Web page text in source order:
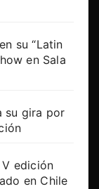
su “Latin
en Sala
su gira por
edición
en Chile